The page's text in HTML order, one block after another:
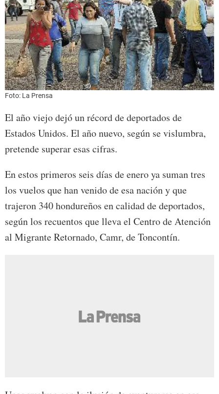
Foto: La Prensa
El año viejo dejó un récord de deportados de
Estados Unidos. El año nuevo, según se vislumbra,
pretende superar esas cifras.
En estos primeros seis días de enero ya suman tres
los vuelos que han venido de esa nación y que
trajeron 340 hondureños en calidad de deportados,
según los recuentos que lleva el Centro de Atención
al Migrante Retornado, Camr, de Toncontín.